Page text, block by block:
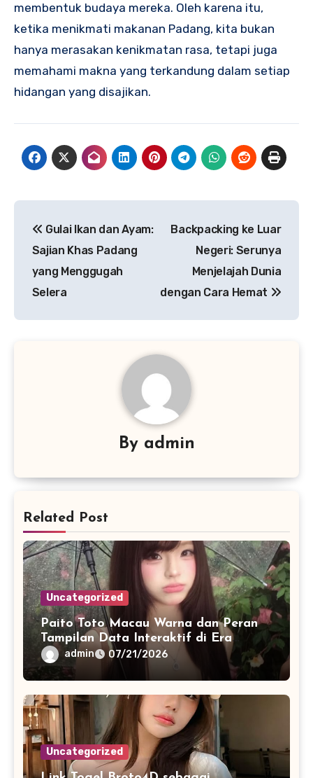
membentuk budaya mereka. Oleh karena itu,
ketika menikmati makanan Padang, kita bukan
hanya merasakan kenikmatan rasa, tetapi juga
memahami makna yang terkandung dalam setiap
hidangan yang disajikan.
pos
Gulai Ikan dan Ayam:
Sajian Khas Padang
yang Menggugah
Selera
Backpacking ke Luar
Negeri: Serunya
Menjelajah Dunia
dengan Cara Hemat
By admin
Related Post
Uncategorized
Paito Toto Macau Warna dan Peran
Tampilan Data Interaktif di Era
Informasi Digital Modern
admin 07/21/2026
Uncategorized